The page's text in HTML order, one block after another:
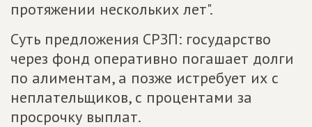
протяжении нескольких лет".
Суть предложения СРЗП: государство
через фонд оперативно погашает долги
по алиментам, а позже истребует их с
неплательщиков, с процентами за
просрочку выплат.